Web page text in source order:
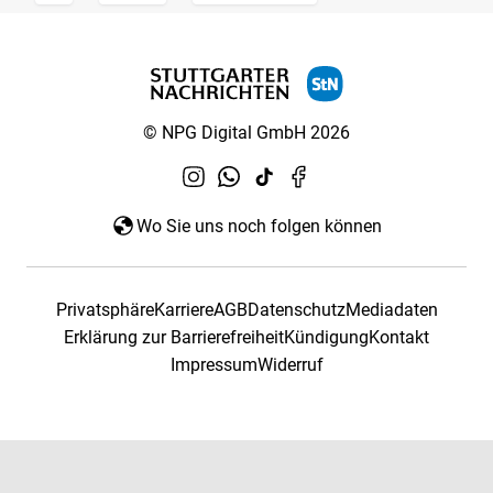
© NPG Digital GmbH 2026
Wo Sie uns noch folgen können
PrivatsphäreKarriereAGBDatenschutzMediadaten
Erklärung zur BarrierefreiheitKündigungKontakt
ImpressumWiderruf